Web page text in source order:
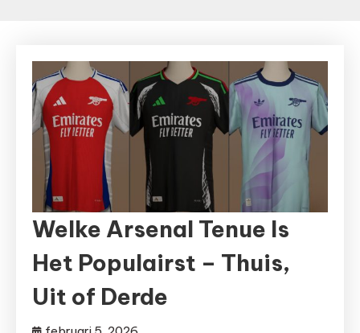
Welke Arsenal Tenue Is
Het Populairst – Thuis,
Uit of Derde